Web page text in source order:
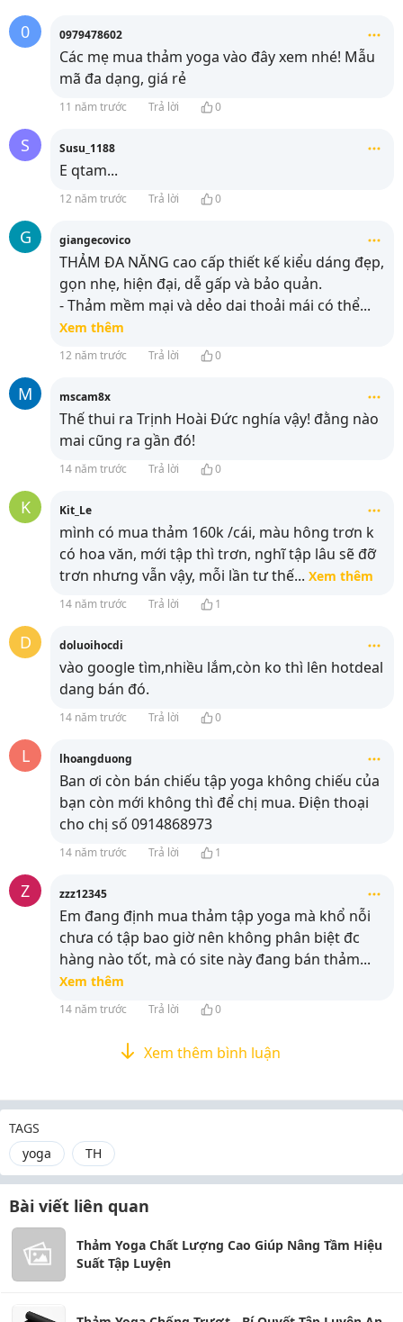
0 0979478602
Các mẹ mua thảm yoga vào đây xem nhé! Mẫu
mã đa dạng, giá rẻ
11 năm trước Trả lời 0
S Susu_1188
E qtam...
12 năm trước Trả lời 0
G giangecovico
THẢM ĐA NĂNG cao cấp thiết kế kiểu dáng đẹp,
gọn nhẹ, hiện đại, dễ gấp và bảo quản.
- Thảm mềm mại và dẻo dai thoải mái có thể...
Xem thêm
12 năm trước Trả lời 0
M mscam8x
Thế thui ra Trịnh Hoài Đức nghía vậy! đằng nào
mai cũng ra gần đó!
14 năm trước Trả lời 0
K Kit_Le
mình có mua thảm 160k /cái, màu hông trơn k
có hoa văn, mới tập thì trơn, nghĩ tập lâu sẽ đỡ
trơn nhưng vẫn vậy, mỗi lần tư thế... Xem thêm
14 năm trước Trả lời 1
D doluoihocdi
vào google tìm,nhiều lắm,còn ko thì lên hotdeal
dang bán đó.
14 năm trước Trả lời 0
L lhoangduong
Ban ơi còn bán chiếu tập yoga không chiếu của
bạn còn mới không thì để chị mua. Điện thoại
cho chị số 0914868973
14 năm trước Trả lời 1
Z zzz12345
Em đang định mua thảm tập yoga mà khổ nỗi
chưa có tập bao giờ nên không phân biệt đc
hàng nào tốt, mà có site này đang bán thảm...
Xem thêm
14 năm trước Trả lời 0
Xem thêm bình luận
TAGS
yoga
TH
Bài viết liên quan
Thảm Yoga Chất Lượng Cao Giúp Nâng Tầm Hiệu
Suất Tập Luyện